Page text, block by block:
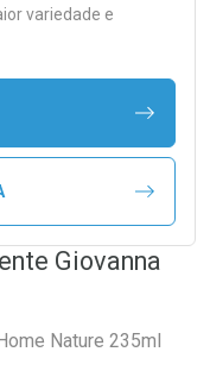
variedade e
Giovanna
Nature 235ml